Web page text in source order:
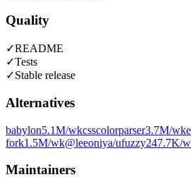
Quality
✓README
✓Tests
✓Stable release
Alternatives
babylon5.1M/wkcsscolorparser3.7M/wk
fork1.5M/wk@leeoniya/ufuzzy247.7K/
Maintainers